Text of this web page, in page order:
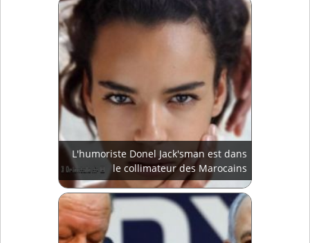
L'humoriste Donel Jack'sman est dans
le collimateur des Marocains